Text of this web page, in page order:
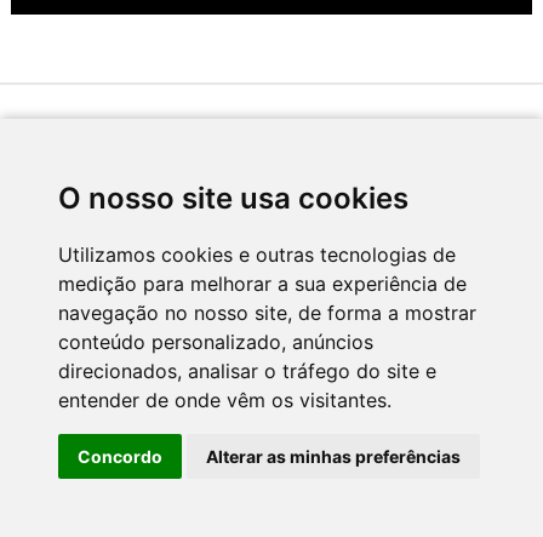
O nosso site usa cookies
Utilizamos cookies e outras tecnologias de
medição para melhorar a sua experiência de
navegação no nosso site, de forma a mostrar
conteúdo personalizado, anúncios
direcionados, analisar o tráfego do site e
entender de onde vêm os visitantes.
Concordo Alterar as minhas preferências
CNC - Centro Nacional de Cultura 2026 © Todos os direitos reservados